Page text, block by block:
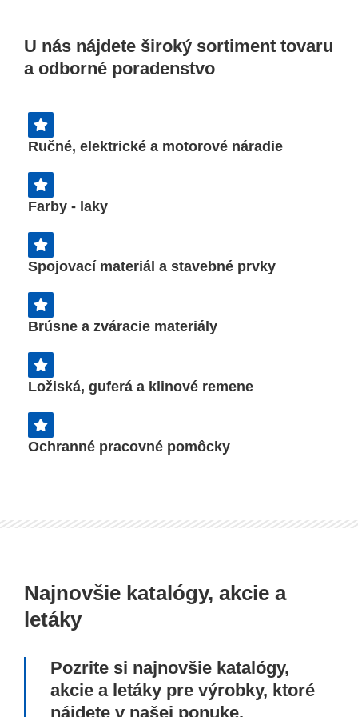
poľnohospodárske práce našou
technikou.
U nás nájdete široký sortiment tovaru
a odborné poradenstvo
Ručné, elektrické a motorové náradie
Farby - laky
Spojovací materiál a stavebné prvky
Brúsne a zváracie materiály
Ložiská, guferá a klinové remene
Ochranné pracovné pomôcky
Najnovšie katalógy, akcie a
letáky
Pozrite si najnovšie katalógy,
akcie a letáky pre výrobky, ktoré
nájdete v našej ponuke.